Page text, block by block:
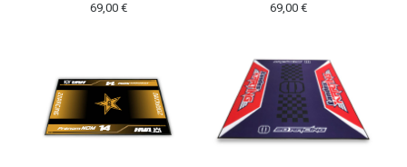
69,00 € 69,00 €